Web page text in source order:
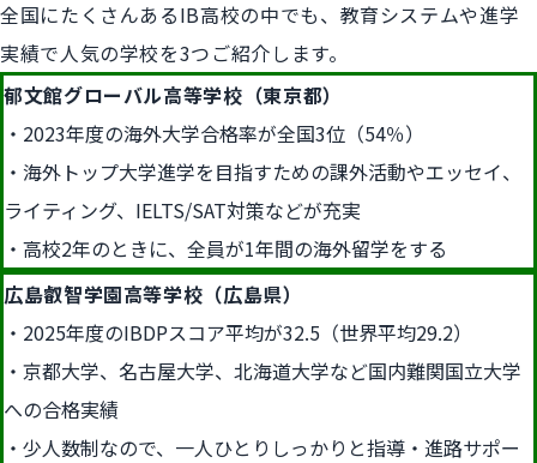
全国にたくさんあるIB高校の中でも、教育システムや進学
実績で人気の学校を3つご紹介します。
郁文館グローバル高等学校（東京都）
2023年度の海外大学合格率が全国3位（54％）
海外トップ大学進学を目指すための課外活動やエッセイ、
ライティング、IELTS/SAT対策などが充実
高校2年のときに、全員が1年間の海外留学をする
広島叡智学園高等学校（広島県）
2025年度のIBDPスコア平均が32.5（世界平均29.2）
京都大学、名古屋大学、北海道大学など国内難関国立大学
への合格実績
少人数制なので、一人ひとりしっかりと指導・進路サポー